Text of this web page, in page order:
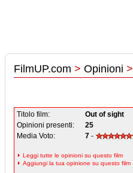
FilmUP.com > Opinioni >
Titolo film:
Out of sight
Opinioni presenti:
25
Media Voto:
7 -
Leggi tutte le opinioni su questo film
Aggiungi la tua opinione su questo film